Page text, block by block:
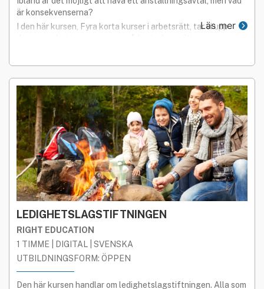
är konsekvenserna?
I den här kursen, Fyra korta kurser i arbetsrätt, tar vi upp
Läs mer
LEDIGHETSLAGSTIFTNINGEN
RIGHT EDUCATION
1 TIMME | DIGITAL | SVENSKA
UTBILDNINGSFORM: ÖPPEN
Den här kursen handlar om ledighetslagstiftningen. Alla som